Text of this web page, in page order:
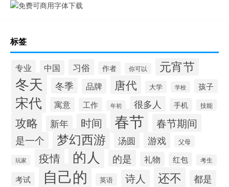
标签
专业 中国 习俗 作者 你可以 元宵节
冬天 冬季 品牌 唐代 大学 学校 孩子
宋代 寓意 工作 年初 很多人 手机 技能
攻略 新年 时间 春节 春节期间
是一个 梦幻西游 汤圆 游戏 父母
玩家 疫情 的人 的是 礼物 红包 考生
考试 自己的 英语 诗人 还不 都是